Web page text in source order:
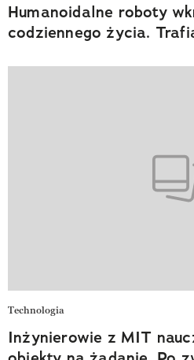
Humanoidalne roboty
codziennego życia.
Technologia
Inżynierowie z MIT